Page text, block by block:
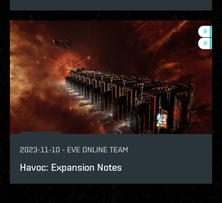
#
#
2023-11-10 - EVE ONLINE TEAM
Havoc: Expansion Notes